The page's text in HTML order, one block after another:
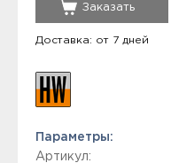
Заказать
Доставка: от 7 дней
Параметры:
Артикул: